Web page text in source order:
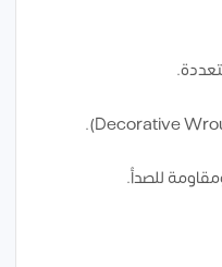
للصدأ.